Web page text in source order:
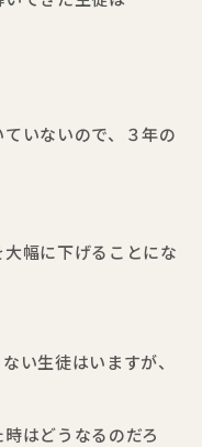
いないので、３年の
幅に下げることにな
い生徒はいますが、
はどうなるのだろ